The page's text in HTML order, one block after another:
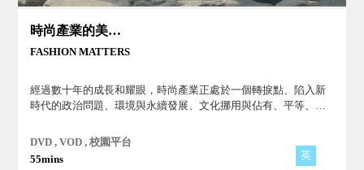
時尚產業的美麗與哀愁
FASHION MATTERS
經過數十年的成長和耀眼，時尚產業正處於一個轉捩點、陷入新
時代的政治問題、環境與永續發展、文化挪用與佔有、平等、性
DVD , VOD , 校園平台
55mins
英